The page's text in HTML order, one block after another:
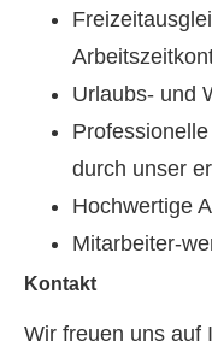
Urlaubs- und
durch unser
Hochwertige
Mitarbeiter-
Kontakt
Wir freuen uns auf